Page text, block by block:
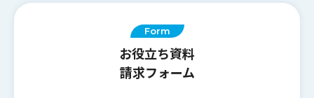
Form
お役立ち資料
請求フォーム